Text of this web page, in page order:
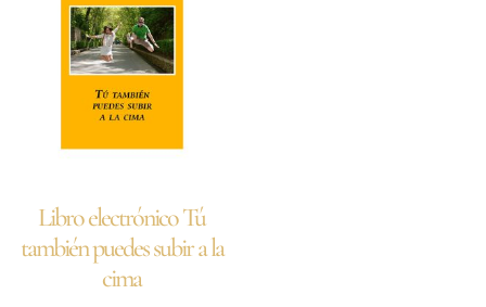
Libro electrónico Tú
también puedes subir a la
cima